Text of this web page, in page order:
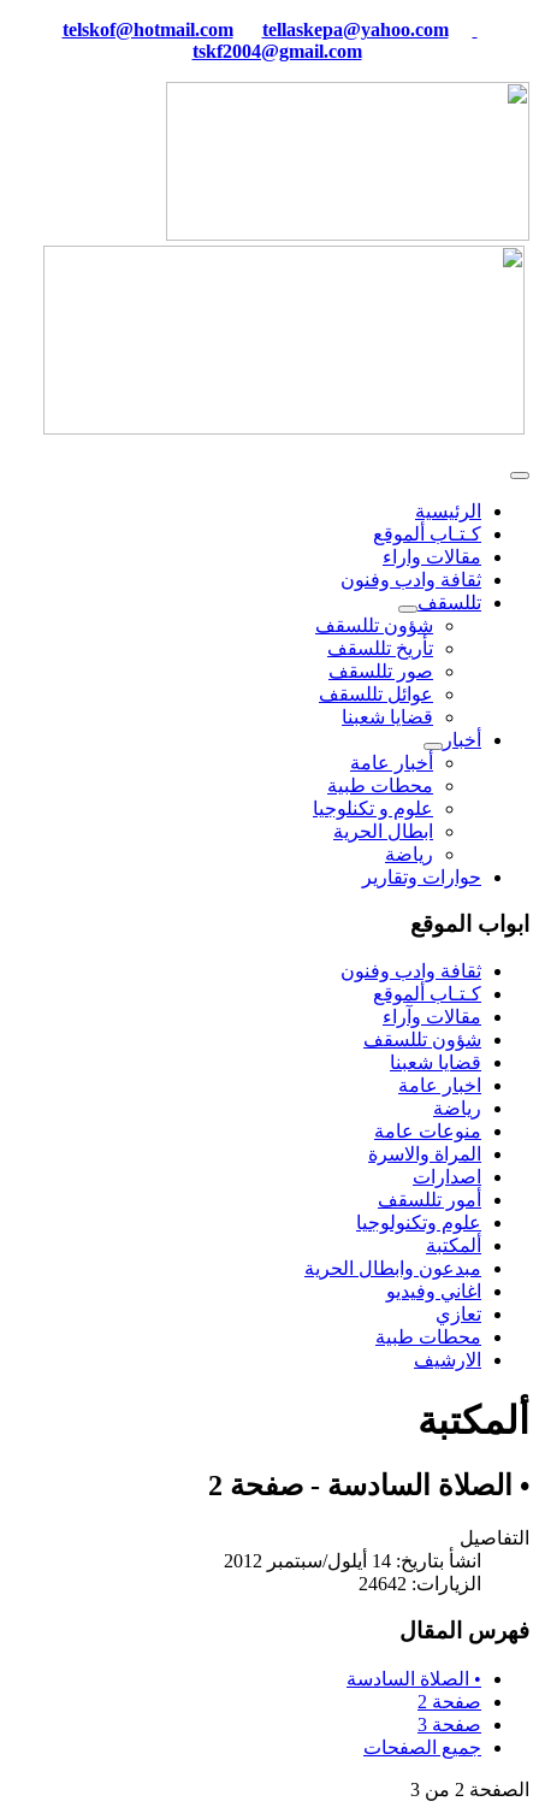
tellaskepa@yahoo.com
tskf2004@gmail.com
الرئيسية
كـتـاب ألموقع
مقالات واراء
ثقافة وادب وفنون
تللسقف
شؤون تللسقف
تأريخ تللسقف
صور تللسقف
عوائل تللسقف
قضايا شعبنا
أخبار
أخبار عامة
محطات طبية
علوم و تکنلوجیا
ابطال الحرية
رياضة
حوارات وتقارير
ابواب الموقع
ثقافة وادب وفنون
كـتـاب ألموقع
مقالات وآراء
شؤون تللسقف
قضايا شعبنا
اخبار عامة
رياضة
منوعات عامة
المراة والاسرة
اصدارات
أمور تللسقف
علوم وتكنولوجيا
ألمكتبة
مبدعون وابطال الحرية
اغاني وفيديو
تعازي
محطات طبية
الارشيف
ألمكتبة
• الصلاة السادسة - صفحة 2
التفاصيل
انشأ بتاريخ: 14 أيلول/سبتمبر 2012
الزيارات: 24642
فهرس المقال
• الصلاة السادسة
صفحة 2
صفحة 3
جميع الصفحات
الصفحة 2 من 3